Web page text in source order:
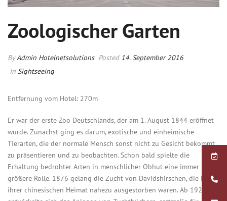
Zoologischer Garten
ByAdmin Hotelnetsolutions Posted 14. September 2016
In Sightseeing
Entfernung vom Hotel: 270m
Er war der erste Zoo Deutschlands, der am 1. August 1844 eröffnet
wurde. Zunächst ging es darum, exotische und einheimische
Tierarten, die der normale Mensch sonst nicht zu Gesicht bekommt,
zu präsentieren und zu beobachten. Schon bald spielte die
Erhaltung bedrohter Arten in menschlicher Obhut eine immer
größere Rolle. 1876 gelang die Zucht von Davidshirschen, die in
ihrer chinesischen Heimat nahezu ausgestorben waren. Ab 1923